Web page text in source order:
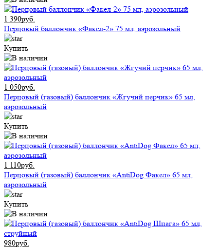
1 390руб.
Перцовый баллончик «Факел-2» 75 мл, аэрозольный
Купить
1 050руб.
Перцовый (газовый) баллончик «Жгучий перчик» 65 мл,
аэрозольный
Купить
1 110руб.
Перцовый (газовый) баллончик «AntiDog Факел» 65 мл,
аэрозольный
Купить
980руб.